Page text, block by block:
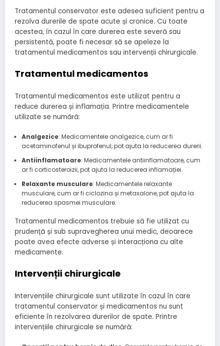
Tratamentul conservator este adesea suficient pentru a
rezolva durerile de spate acute și cronice. Cu toate
acestea, în cazul în care durerea este severă sau
persistentă, poate fi necesar să se apeleze la
tratamentul medicamentos sau intervenții chirurgicale.
Tratamentul medicamentos
Tratamentul medicamentos este utilizat pentru a
reduce durerea și inflamația. Printre medicamentele
utilizate se numără:
Analgezice: Medicamentele analgezice, cum ar fi
acetaminofenul și ibuprofenul, pot ajuta la reducerea durerii.
Antiinflamatoare: Medicamentele antiinflamatoare, cum
ar fi corticosteroizii, pot ajuta la reducerea inflamației.
Relaxante musculare: Medicamentele relaxante
musculare, cum ar fi ciclozina și metaxalone, pot ajuta la
reducerea spasmei musculare.
Tratamentul medicamentos trebuie să fie utilizat cu
prudență și sub supravegherea unui medic, deoarece
poate avea efecte adverse și interacționa cu alte
medicamente.
Intervenții chirurgicale
Intervențiile chirurgicale sunt utilizate în cazul în care
tratamentul conservator și medicamentos nu sunt
eficiente în rezolvarea durerilor de spate. Printre
intervențiile chirurgicale se numără: